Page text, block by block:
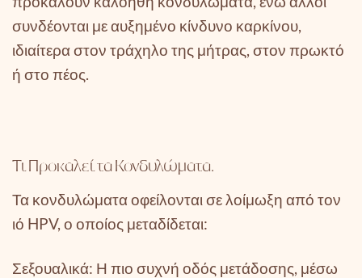
συνδέονται με αυξημένο κίνδυνο καρκίνου,
ιδιαίτερα στον τράχηλο της μήτρας, στον πρωκτό
ή στο πέος.
Τι Προκαλεί ταΚονδυλώματα.
Τα κονδυλώματα οφείλονται σε λοίμωξη από τον
ιό HPV, ο οποίος μεταδίδεται:
Σεξουαλικά: Η πιο συχνή οδός μετάδοσης, μέσω